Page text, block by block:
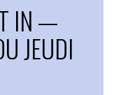
IN —
JEUDI